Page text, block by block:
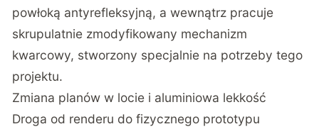
powłoką antyrefleksyjną, a wewnątrz pracuje
skrupulatnie zmodyfikowany mechanizm
kwarcowy, stworzony specjalnie na potrzeby tego
projektu.
Zmiana planów w locie i aluminiowa lekkość
Droga od renderu do fizycznego prototypu